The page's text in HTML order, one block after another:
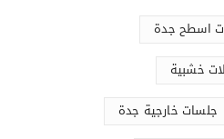
اسطح جدة
خشبية
جلسات خارجية جدة